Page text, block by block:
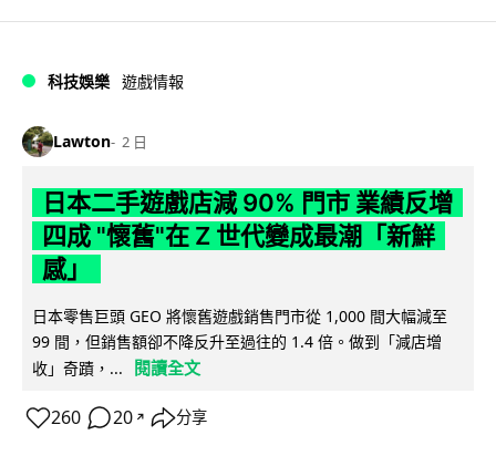
科技娛樂 遊戲情報
Lawton 2 日
日本二手遊戲店減 90% 門市 業績反增
四成 "懷舊"在 Z 世代變成最潮「新鮮
感」
日本零售巨頭 GEO 將懷舊遊戲銷售門市從 1,000 間大幅減至
99 間，但銷售額卻不降反升至過往的 1.4 倍。做到「減店增
收」奇蹟，...
閱讀全文
260 20 ↗ 分享